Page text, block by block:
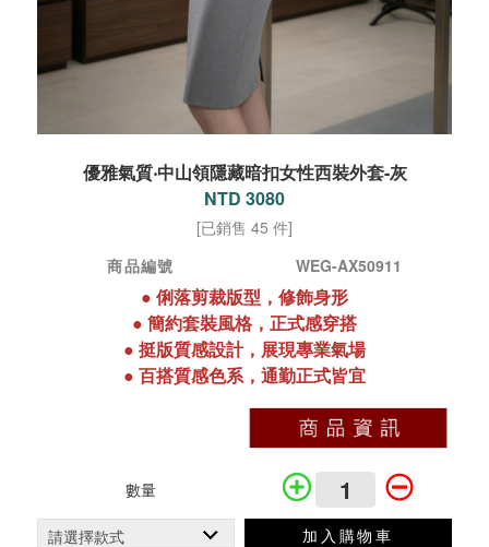
優雅氣質‧中山領隱藏暗扣女性西裝外套-灰
NTD 3080
[已銷售 45 件]
商品編號
WEG-AX50911
● 俐落剪裁版型，修飾身形
● 簡約套裝風格，正式感穿搭
● 挺版質感設計，展現專業氣場
● 百搭質感色系，通勤正式皆宜
數量
加入購物車